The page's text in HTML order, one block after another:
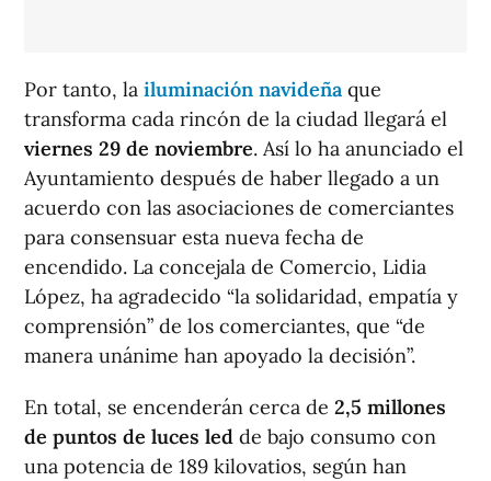
Por tanto, la iluminación navideña que
transforma cada rincón de la ciudad llegará el
viernes 29 de noviembre. Así lo ha anunciado el
Ayuntamiento después de haber llegado a un
acuerdo con las asociaciones de comerciantes
para consensuar esta nueva fecha de
encendido. La concejala de Comercio, Lidia
López, ha agradecido “la solidaridad, empatía y
comprensión” de los comerciantes, que “de
manera unánime han apoyado la decisión”.
En total, se encenderán cerca de 2,5 millones
de puntos de luces led de bajo consumo con
una potencia de 189 kilovatios, según han